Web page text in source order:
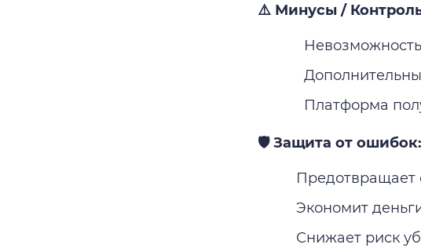
⚠️ Минусы /
Платформа
🛡️ Защита от ошибок:
Предотвращает
Экономит
Снижает риск